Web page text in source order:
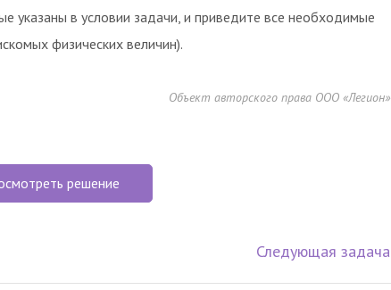
указаны в условии задачи, и приведите все необходимые
физических величин).
Объект авторского права ООО «Легион»
решение
Следующая задача